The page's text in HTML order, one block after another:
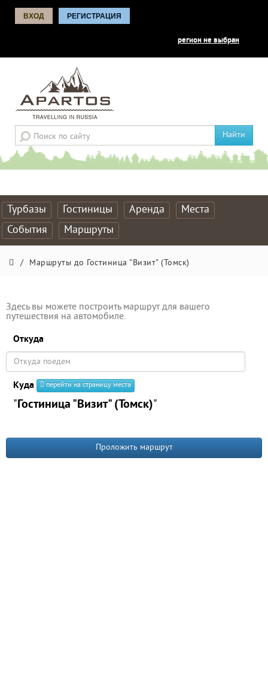
ВХОД РЕГИСТРАЦИЯ
регион не выбран
Найти
Турбазы Гостиницы Аренда
Места
События
Маршруты
/ Маршруты до Гостиница "Визит" (Томск)
Здесь вы можете построить маршрут для вашего
путешествия на автомобиле.
Откуда
Куда перейти на страницу места
"Гостиница "Визит" (Томск)"
Проложить маршрут